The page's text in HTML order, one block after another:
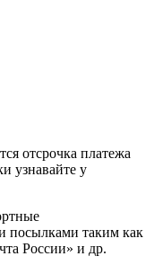
отсрочка платежа
узнавайте у
посылками таким как
России» и др.